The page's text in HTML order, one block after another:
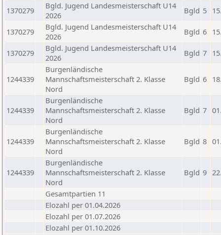
1370279
Bgld. Jugend Landesmeisterschaft U14
2026
Bgld 5
1370279
Bgld. Jugend Landesmeisterschaft U14
2026
Bgld 6
1370279
Bgld. Jugend Landesmeisterschaft U14
2026
Bgld 7
1244339
Burgenländische
Mannschaftsmeisterschaft 2. Klasse
Nord
Bgld 6
1244339
Burgenländische
Mannschaftsmeisterschaft 2. Klasse
Nord
Bgld 7
1244339
Burgenländische
Mannschaftsmeisterschaft 2. Klasse
Nord
Bgld 8
1244339
Burgenländische
Mannschaftsmeisterschaft 2. Klasse
Nord
Bgld 9
Gesamtpartien 11
Elozahl per 01.04.2026
Elozahl per 01.07.2026
Elozahl per 01.10.2026